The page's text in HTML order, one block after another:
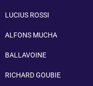
LUCIUS ROSSI
ALFONS MUCHA
BALLAVOINE
RICHARD GOUBIE